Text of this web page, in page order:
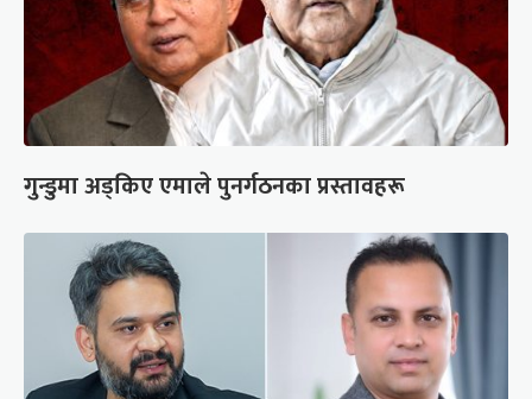
गुन्डुमा अड्किए एमाले पुनर्गठनका प्रस्तावहरू